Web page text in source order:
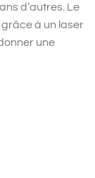
d’autres. Le
à un laser
une